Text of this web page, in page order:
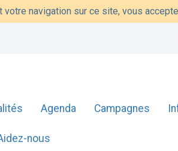
votre navigation sur ce site, vous
Agenda Campagnes
nous